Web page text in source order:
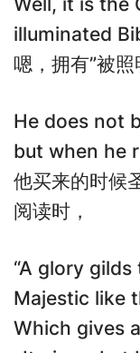
illuminated
嗯，拥有”被照
He does not
but when he
他买来的时候
阅读时，
“A glory
Majestic like
Which gives